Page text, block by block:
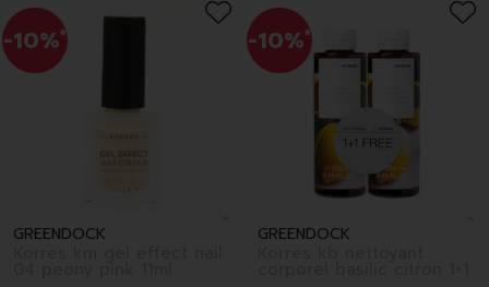
-10%*
GREENDOCK
-10%*
GREENDOCK